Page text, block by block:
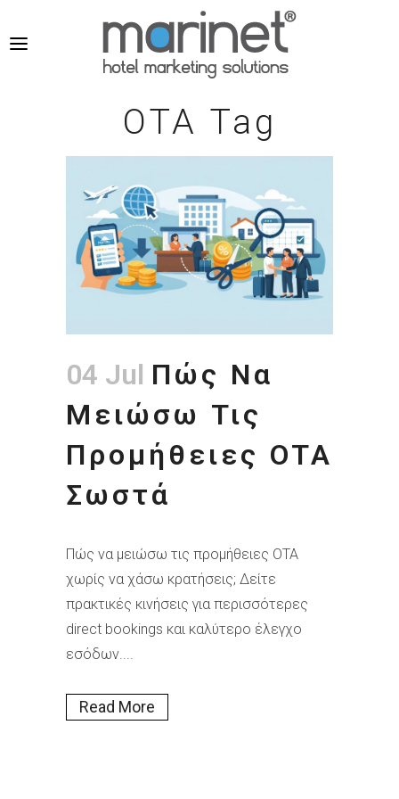
OTA Tag
04 Jul Πώς Να
Μειώσω Τις
Προμήθειες OTA
Σωστά
Πώς να μειώσω τις προμήθειες OTA
χωρίς να χάσω κρατήσεις; Δείτε
πρακτικές κινήσεις για περισσότερες
direct bookings και καλύτερο έλεγχο
εσόδων....
Read More